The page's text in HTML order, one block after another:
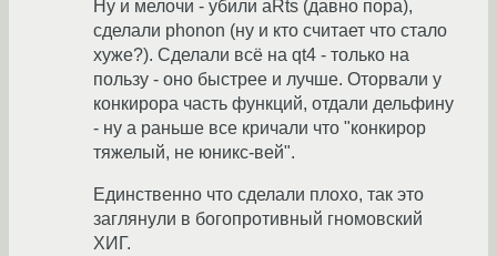
Ну и мелочи - убили aRts (давно пора),
сделали phonon (ну и кто считает что стало
хуже?). Сделали всё на qt4 - только на
пользу - оно быстрее и лучше. Оторвали у
конкирора часть функций, отдали дельфину
- ну а раньше все кричали что "конкирор
тяжелый, не юникс-вей".
Единственно что сделали плохо, так это
заглянули в богопротивный гномовский
ХИГ.